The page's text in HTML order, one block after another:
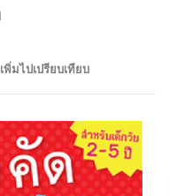
เพิ่มไปเปรียบเทียบ